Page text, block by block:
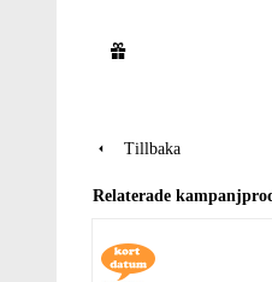
Tillbaka
Relaterade